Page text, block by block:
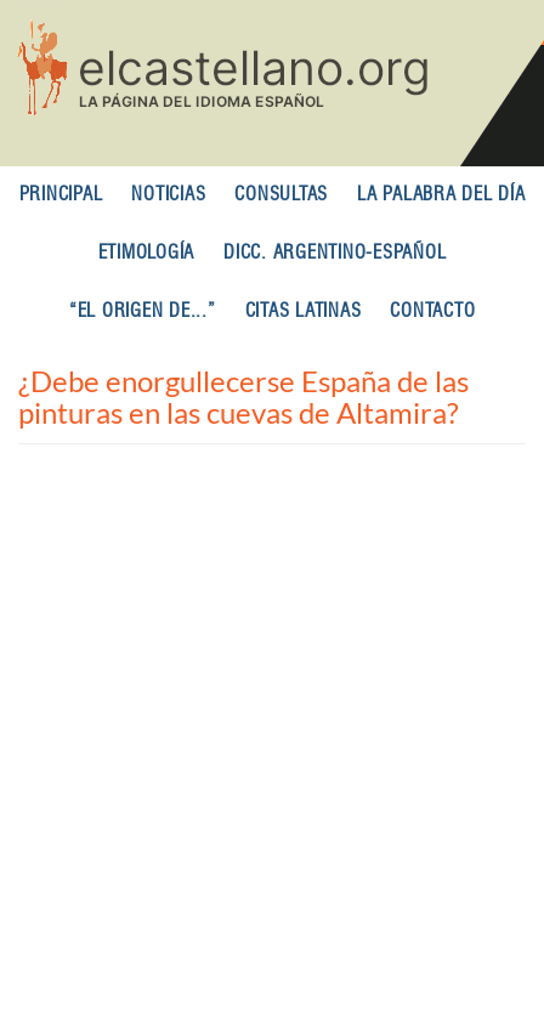
contenido
principal
PRINCIPAL NOTICIAS CONSULTAS LA PALABRA DEL DÍA
ETIMOLOGÍA DICC. ARGENTINO-ESPAÑOL
“EL ORIGEN DE...” CITAS LATINAS CONTACTO
¿Debe enorgullecerse España de las
pinturas en las cuevas de Altamira?